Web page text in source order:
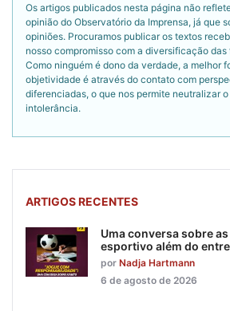
Os artigos publicados nesta página não
opinião do Observatório da Imprensa, já que
opiniões. Procuramos publicar os textos
nosso compromisso com a diversificação
Como ninguém é dono da verdade, a melhor
objetividade é através do contato com
diferenciadas, o que nos permite neutralizar
intolerância.
ARTIGOS RECENTES
Uma conversa sobre
esportivo além do
por Nadja Hartmann
6 de agosto de 2026